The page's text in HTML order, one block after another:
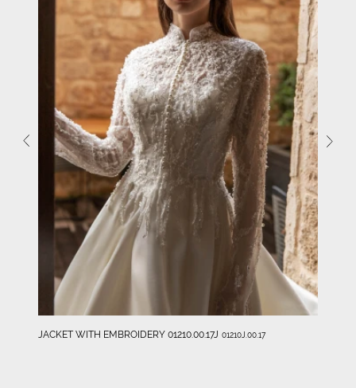
JACKET WITH EMBROIDERY 01210.00.17J 01210J.00.17